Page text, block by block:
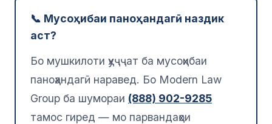
📞 Мусоҳибаи паноҳандагӣ наздик
аст?
Бо мушкилоти ҳуҷҷат ба мусоҳибаи
паноҳандагӣ наравед. Бо Modern Law
Group ба шумораи (888) 902-9285
тамос гиред — мо парвандаҳои